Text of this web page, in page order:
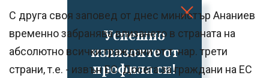
Успешно
излязохте от
профила си!
С друга своя заповед от днес министър Ананиев
временно забранява влизането в страната на
абсолютно всички граждани от т. нар. трети
страни, т.е. - извън ЕС. Досега за граждани на ЕС